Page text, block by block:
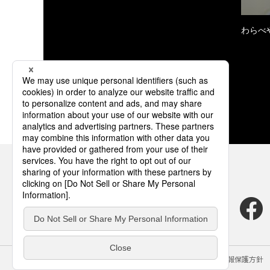
わらべ
サイトのご利用にあたって クッキーポリシー 個人情報保護方針